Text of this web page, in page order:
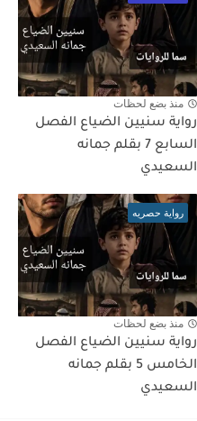
منذ بضع لحظات
رواية سنيين الضياع الفصل
السابع 7 بقلم جمانه
السعيدي
رواية حصريه
منذ بضع لحظات
رواية سنيين الضياع الفصل
الخامس 5 بقلم جمانه
السعيدي